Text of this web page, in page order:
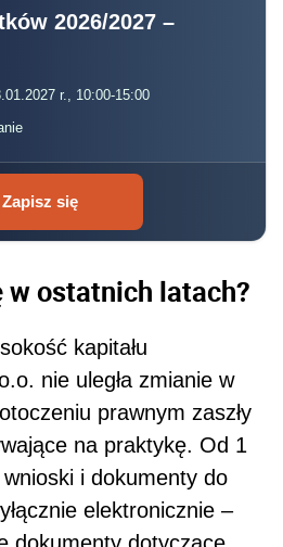
2026/2027 –
r., 10:00-15:00
Zapisz się
w ostatnich latach?
kapitału
nie uległa zmianie w
prawnym zaszły
na praktykę. Od 1
i dokumenty do
elektronicznie –